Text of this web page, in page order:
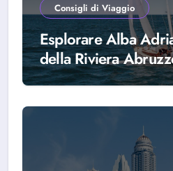
Consigli di Viaggio
Esplorare Alba
della Riviera